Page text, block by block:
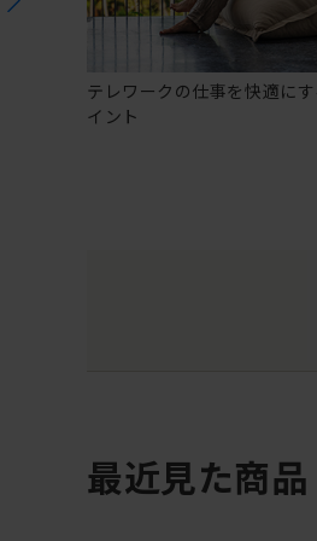
テレワークの仕事を快適に
イント
最近見た商品